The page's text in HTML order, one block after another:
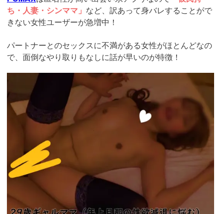
ち・人妻・シンママ」 など、訳あって身バレすることがで
きない女性ユーザーが急増中！
パートナーとのセックスに不満がある女性がほとんどなの
で、面倒なやり取りもなしに話が早いのが特徴！
https://pcmax.jp/lp/?
ad_id=rm327007